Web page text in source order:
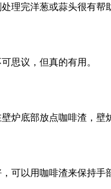
理完洋葱或蒜头很有帮
思议，但真的有用。
炉底部放点咖啡渣，壁
可以用咖啡渣来保持手